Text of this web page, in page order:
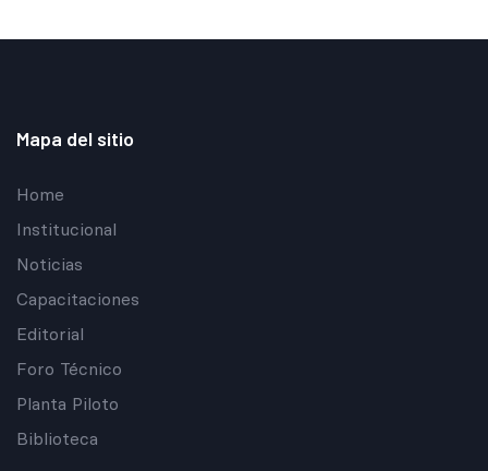
Mapa del sitio
Home
Institucional
Noticias
Capacitaciones
Editorial
Foro Técnico
Planta Piloto
Biblioteca